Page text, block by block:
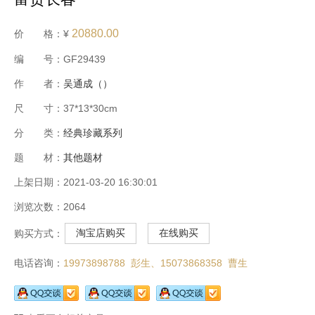
价 格：¥ 20880.00
编 号：GF29439
作 者： 吴通成（）
尺 寸：37*13*30cm
分 类： 经典珍藏系列
题 材： 其他题材
上架日期：2021-03-20 16:30:01
浏览次数：2064
购买方式： 淘宝店购买 在线购买
电话咨询： 19973898788 彭生、 15073868358 曹生